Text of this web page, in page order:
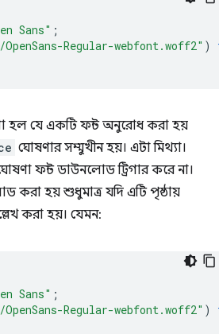
Sans" ;
Regular-webfont.woff2" )
হল যে একটি ফন্ট অনুরোধ করা হয়
ঘোষণার সম্মুখীন হয়। এটা মিথ্যা।
ফন্ট ডাউনলোড ট্রিগার করে না।
করা হয় শুধুমাত্র যদি এটি পৃষ্ঠায়
করা হয়। যেমন:
Sans" ;
Regular-webfont.woff2" )